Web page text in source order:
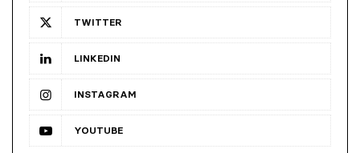
TWITTER
LINKEDIN
INSTAGRAM
YOUTUBE